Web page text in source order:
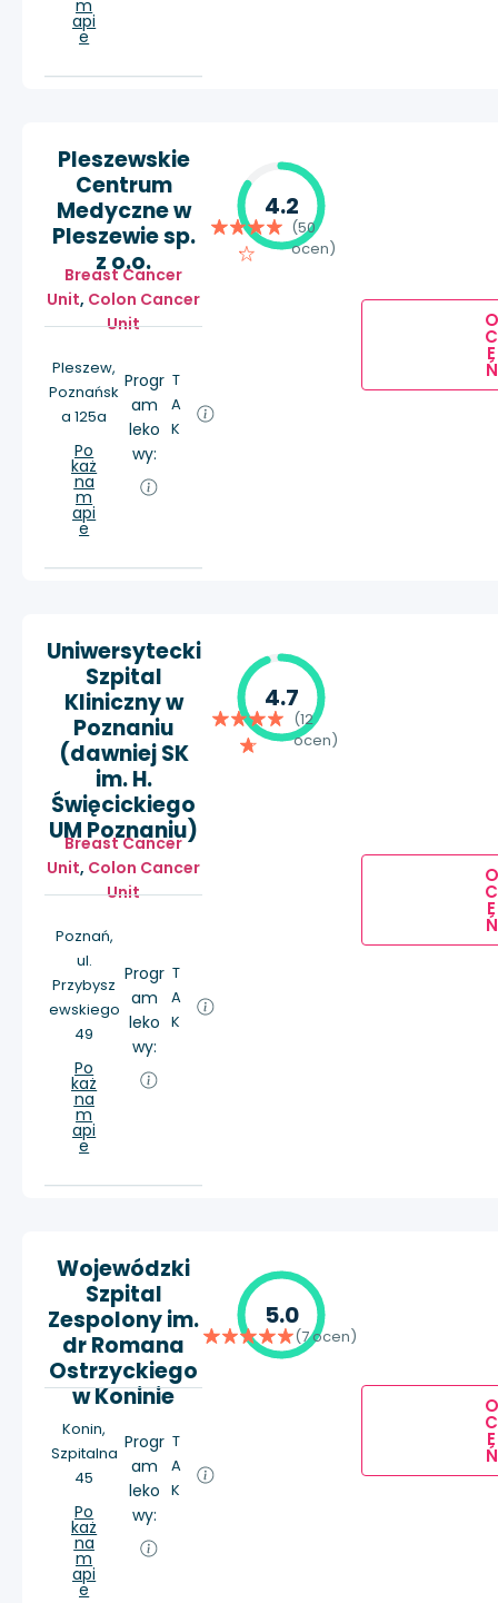
m
api
e
Pleszewskie
Centrum
Medyczne w
Pleszewie sp.
z o.o.
Breast Cancer
Unit, Colon Cancer
Unit
Pleszew,
Poznańsk
a 125a
Po
każ
na
m
api
e
Progr
am
leko
wy:
T
A
K
4.2
(50
ocen)
O
C
E
Ń
Uniwersytecki
Szpital
Kliniczny w
Poznaniu
(dawniej SK
im. H.
Święcickiego
UM Poznaniu)
Breast Cancer
Unit, Colon Cancer
Unit
Poznań,
ul.
Przybysz
ewskiego
49
Po
każ
na
m
api
e
Progr
am
leko
wy:
T
A
K
4.7
(12
ocen)
O
C
E
Ń
Wojewódzki
Szpital
Zespolony im.
dr Romana
Ostrzyckiego
w Koninie
Konin,
Szpitalna
45
Po
każ
na
m
api
e
Progr
am
leko
wy:
T
A
K
5.0
(7 ocen)
O
C
E
Ń